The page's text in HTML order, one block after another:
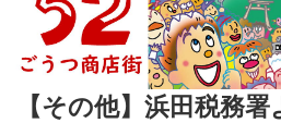
【その他】浜田税務